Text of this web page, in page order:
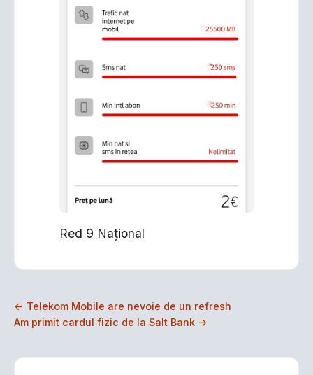
Red 9 Național
← Telekom Mobile are nevoie de un refresh
Am primit cardul fizic de la Salt Bank →